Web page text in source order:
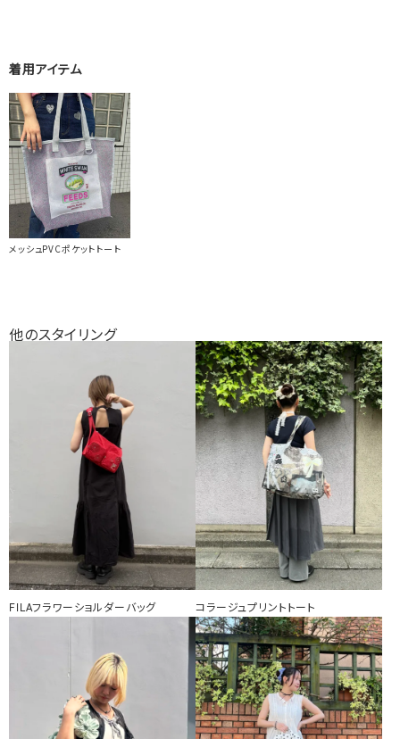
着用アイテム
メッシュPVCポケットトート
他のスタイリング
FILAフラワーショルダーバッグ コラージュプリントトート